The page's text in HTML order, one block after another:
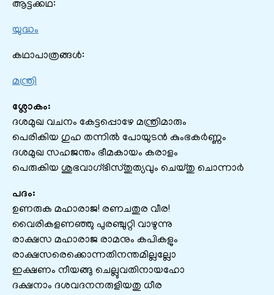
ആട്ടക്കഥ:
യുദ്ധം
കഥാപാത്രങ്ങൾ:
മന്ത്രി
ശ്ലോകം:
ദശമുഖ വചനം കേട്ടപ്പൊഴേ മന്ത്രിമാരും
പെരികിയ ഗുഹ തന്നിൽ പോയുടൻ കുംഭകർണ്ണം
ദശമുഖ സഹജന്തം ഭീമകായം കരാളം
പെരുകിയ ശുഭവാഗ്ഭിസ്തുത്യവും ചെയ്തു ചൊന്നാർ
പദം:
ഉണരുക മഹാരാജ! രണചതുര വീര!
വൈരികളണഞ്ഞു പുരഞ്ചുറ്റി വാഴുന്നു
രാക്ഷസ മഹാരാജ രാമനും കപികളും
രാക്ഷസരെക്കൊന്നതിനന്തമില്ലല്ലോ
ഇക്ഷണം നീയങ്ങു ചെല്ലുവതിനായഹോ
ദക്ഷനാം ദശവദനനരുളിയതു ധീര